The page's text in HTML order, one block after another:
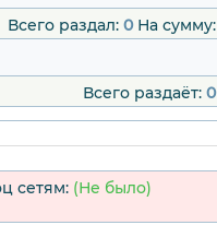
Всего раздал: 0На
Всего раздаёт: 0
сетям: (Не было)